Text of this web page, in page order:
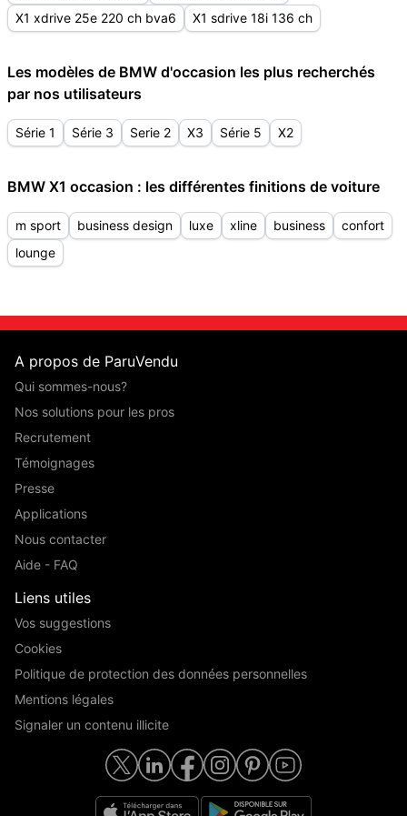
X1 xdrive 25e 220 ch bva6
X1 sdrive 18i 136 ch
Les modèles de BMW d'occasion les plus recherchés
par nos utilisateurs
Série 1 Série 3 Serie 2 X3 Série 5 X2
BMW X1 occasion : les différentes finitions de voiture
m sport business design luxe xline business
confort
lounge
A propos de ParuVendu
Qui sommes-nous?
Nos solutions pour les pros
Recrutement
Témoignages
Presse
Applications
Nous contacter
Aide - FAQ
Liens utiles
Vos suggestions
Cookies
Politique de protection des données personnelles
Mentions légales
Signaler un contenu illicite